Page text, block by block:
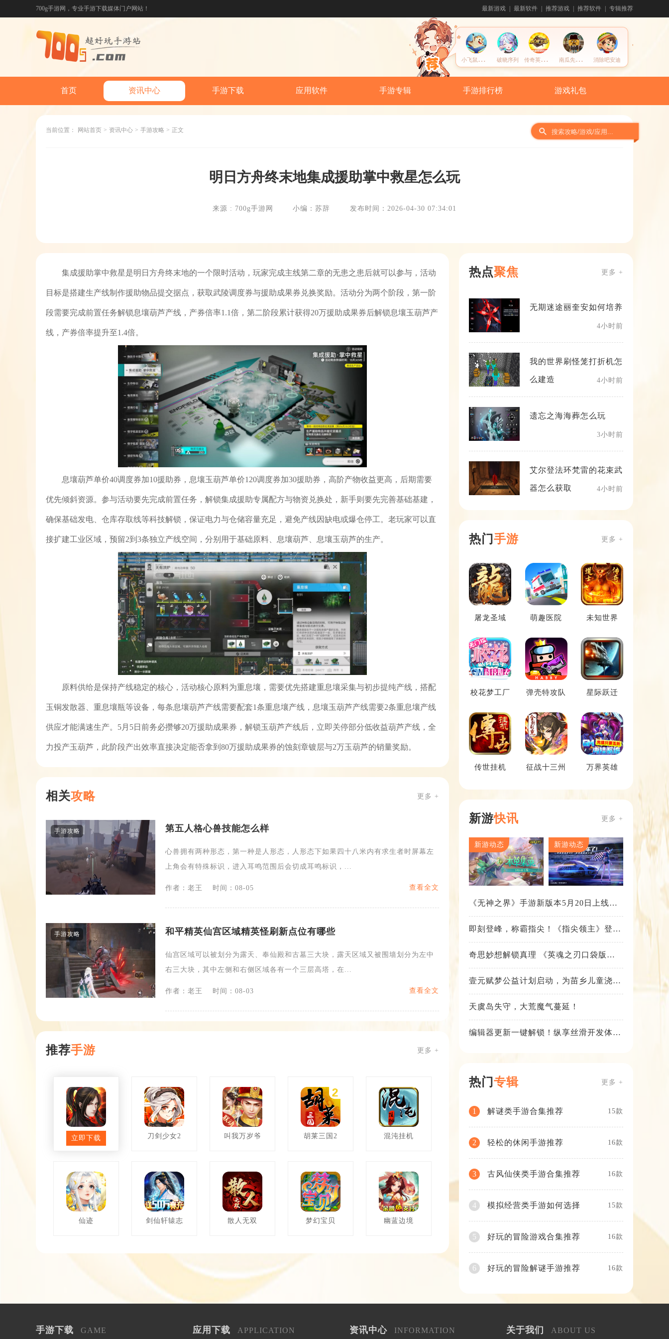
700g手游网，专业手游下载媒体门户网站！ 最新游戏 最新软件 推荐游戏 推荐软件 专辑推荐
小
飞鼠历险记 破晓序列 传
奇英雄酷跑 南
瓜先生大冒险 消除吧安迪
首页 资讯中心 手游下载 应用软件 手游专辑 手游排行榜 游戏礼包
当前位置： 网站首页 > 资讯中心 > 手游攻略 > 正文
明日方舟终末地集成援助掌中救星怎么玩
来源 : 700g手游网 小编：苏辞 发布时间：2026-04-30 07:34:01
集成援助掌中救星是明日方舟终末地的一个限时活动，玩家完成主线第二章的无患之患后就可以参与，活动
目标是搭建生产线制作援助物品提交据点，获取武陵调度券与援助成果券兑换奖励。活动分为两个阶段，第一阶
段需要完成前置任务解锁息壤葫芦产线，产券倍率1.1倍，第二阶段累计获得20万援助成果券后解锁息壤玉葫芦产
线，产券倍率提升至1.4倍。
息壤葫芦单价40调度券加10援助券，息壤玉葫芦单价120调度券加30援助券，高阶产物收益更高，后期需要
优先倾斜资源。参与活动要先完成前置任务，解锁集成援助专属配方与物资兑换处，新手则要先完善基础基建，
确保基础发电、仓库存取线等科技解锁，保证电力与仓储容量充足，避免产线因缺电或爆仓停工。老玩家可以直
接扩建工业区域，预留2到3条独立产线空间，分别用于基础原料、息壤葫芦、息壤玉葫芦的生产。
原料供给是保持产线稳定的核心，活动核心原料为重息壤，需要优先搭建重息壤采集与初步提纯产线，搭配
玉铜发散器、重息壤瓶等设备，每条息壤葫芦产线需要配套1条重息壤产线，息壤玉葫芦产线需要2条重息壤产线
供应才能满速生产。5月5日前务必攒够20万援助成果券，解锁玉葫芦产线后，立即关停部分低收益葫芦产线，全
力投产玉葫芦，此阶段产出效率直接决定能否拿到80万援助成果券的蚀刻章镀层与2万玉葫芦的销量奖励。
相关攻略 更多 +
手游攻略 第五人格心兽技能怎么样
心兽拥有两种形态，第一种是人形态，人形态下如果四十八米内有求生者时屏幕左
上角会有特殊标识，进入耳鸣范围后会切成耳鸣标识，...
作者：老王 时间：08-05 查看全文
手游攻略 和平精英仙宫区域精英怪刷新点位有哪些
仙宫区域可以被划分为露天、奉仙殿和古墓三大块，露天区域又被围墙划分为左中
右三大块，其中左侧和右侧区域各有一个三层高塔，在...
作者：老王 时间：08-03 查看全文
推荐手游 更多 +
魔与道
立即下载 刀剑少女2 叫我万岁爷 胡莱三国2 混沌挂机
仙迹 剑仙轩辕志 散人无双 梦幻宝贝 幽蓝边境
热点聚焦 更多 +
无期迷途丽奎安如何培养
4小时前
我的世界刷怪笼打折机怎
么建造 4小时前
遗忘之海海葬怎么玩
3小时前
艾尔登法环梵雷的花束武
器怎么获取 4小时前
热门手游 更多 +
屠龙圣域 萌趣医院 未知世界
校花梦工厂 弹壳特攻队 星际跃迁
传世挂机 征战十三州 万界英雄
新游快讯 更多 +
新游动态 新游动态
《无神之界》手游新版本5月20日上线，
即刻登峰，称霸指尖！《指尖领主》登峰
奇思妙想解锁真理 《英魂之刃口袋版》
壹元赋梦公益计划启动，为苗乡儿童浇筑
天虞岛失守，大荒魔气蔓延！
编辑器更新一键解锁！纵享丝滑开发体
热门专辑 更多 +
1 解谜类手游合集推荐 15款
2 轻松的休闲手游推荐 16款
3 古风仙侠类手游合集推荐 16款
4 模拟经营类手游如何选择 15款
5 好玩的冒险游戏合集推荐 16款
6 好玩的冒险解谜手游推荐 16款
手游下载 GAME 应用下载 APPLICATION 资讯中心 INFORMATION 关于我们 ABOUT US